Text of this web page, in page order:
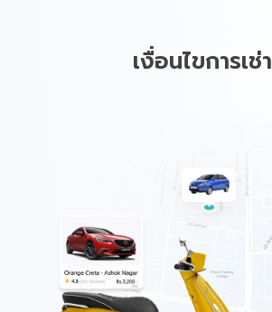
เงื่อนไขการเช่า